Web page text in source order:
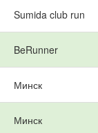
Sumida club run
BeRunner
Минск
Минск